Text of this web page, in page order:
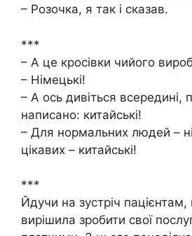
– Розочка, я так і сказав.
***
– А це кросівки чийого
– Німецькі!
– А ось дивіться всередині,
написано: китайські!
– Для нормальних людей –
цікавих – китайські!
***
Йдучи на зустріч пацієнтам,
вирішила зробити свої